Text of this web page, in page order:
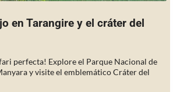
en Tarangire y el cráter del
perfecta! Explore el Parque Nacional de
y visite el emblemático Cráter del